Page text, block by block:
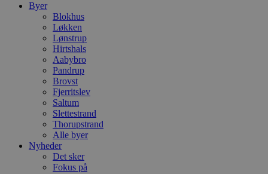
Byer
Blokhus
Løkken
Lønstrup
Hirtshals
Aabybro
Pandrup
Brovst
Fjerritslev
Saltum
Slettestrand
Thorupstrand
Alle byer
Nyheder
Det sker
Fokus på